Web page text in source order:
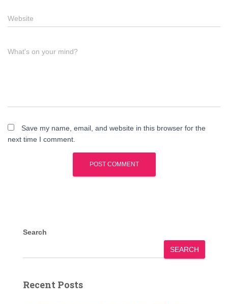
Website
What's on your mind?
Save my name, email, and website in this browser for the
next time I comment.
Search
SEARCH
Recent Posts